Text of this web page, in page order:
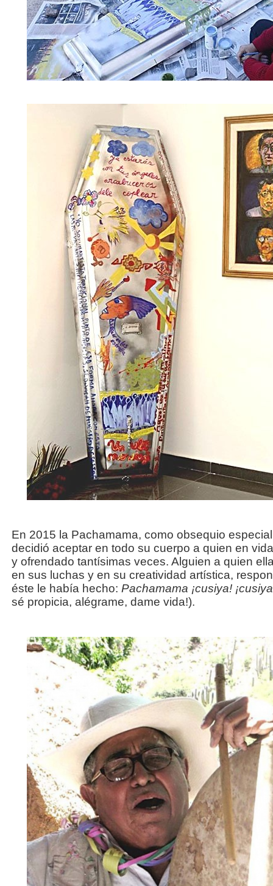
En 2015 la Pachamama, como obsequio
decidió aceptar en todo su cuerpo a quien en
y ofrendado tantísimas veces. Alguien a quien
en sus luchas y en su creatividad artística,
éste le había hecho: Pachamama ¡cusiya!
sé propicia, alégrame, dame vida!).